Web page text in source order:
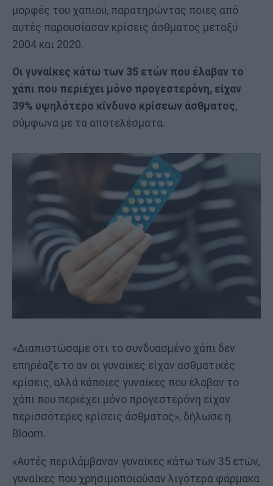
μορφές του χαπιού, παρατηρώντας ποιες από
αυτές παρουσίασαν κρίσεις άσθματος μεταξύ
2004 και 2020.
Οι γυναίκες κάτω των 35 ετών που έλαβαν το
χάπι που περιέχει μόνο προγεστερόνη, είχαν
39% υψηλότερο κίνδυνο κρίσεων άσθματος,
σύμφωνα με τα αποτελέσματα.
«Διαπιστώσαμε ότι το συνδυασμένο χάπι δεν
επηρέαζε το αν οι γυναίκες είχαν ασθματικές
κρίσεις, αλλά κάποιες γυναίκες που έλαβαν το
χάπι που περιέχει μόνο προγεστερόνη είχαν
περισσότερες κρίσεις άσθματος», δήλωσε η
Bloom.
«Αυτές περιλάμβαναν γυναίκες κάτω των 35 ετών,
γυναίκες που χρησιμοποιούσαν λιγότερα φάρμακα